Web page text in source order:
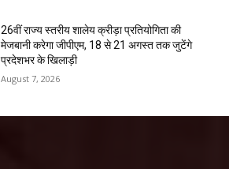
26वीं राज्य स्तरीय शालेय क्रीड़ा प्रतियोगिता की
मेजबानी करेगा जीपीएम, 18 से 21 अगस्त तक जुटेंगे
प्रदेशभर के खिलाड़ी
August 7, 2026